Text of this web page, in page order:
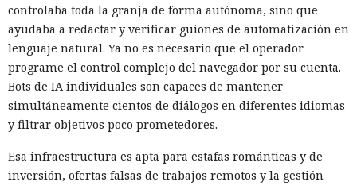
controlaba toda la granja de forma autónoma, sino que
ayudaba a redactar y verificar guiones de automatización en
lenguaje natural. Ya no es necesario que el operador
programe el control complejo del navegador por su cuenta.
Bots de IA individuales son capaces de mantener
simultáneamente cientos de diálogos en diferentes idiomas
y filtrar objetivos poco prometedores.
Esa infraestructura es apta para estafas románticas y de
inversión, ofertas falsas de trabajos remotos y la gestión